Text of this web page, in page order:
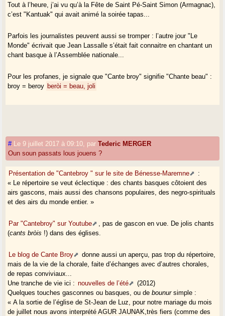
Tout à l’heure, j’ai vu qu’à la Fête de Saint Pé-Saint Simon (Armagnac),
c’est "Kantuak" qui avait animé la soirée tapas...
Parfois les journalistes peuvent aussi se tromper : l’autre jour "Le
Monde" écrivait que Jean Lassalle s’était fait connaitre en chantant un
chant basque à l’Assemblée nationale...
Pour les profanes, je signale que "Cante broy" signifie "Chante beau" :
broy = beroy beròi = beau, joli
# Le 9 juillet 2017 à 09:10 parTederic MERGER
Oun soun passats lous jouens ?
Présentation de "Cantebroy " sur le site de Bénesse-Maremne
:
« Le répertoire se veut éclectique : des chants basques côtoient des
airs gascons, mais aussi des chansons populaires, des negro-spirituals
et des airs du monde entier. »
Par "Cantebroy" sur Youtube
, pas de gascon en vue. De jolis chants
(cants bròis !) dans des églises.
Le blog de Cante Broy
donne aussi un aperçu, pas trop du répertoire,
mais de la vie de la chorale, faite d’échanges avec d’autres chorales,
de repas conviviaux...
Une tranche de vie ici : nouvelles de l’été
(2012)
Quelques touches gasconnes ou basques, ou debounursimple :
« A la sortie de l’église de St-Jean de Luz, pour notre mariage du mois
de juillet nous avons interprété AGUR JAUNAK,très fiers (comme des